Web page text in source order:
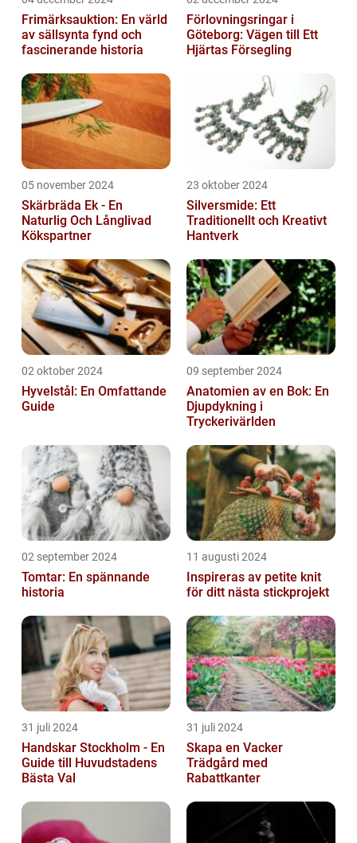
Frimärksauktion: En värld
av sällsynta fynd och
fascinerande historia
Förlovningsringar i
Göteborg: Vägen till Ett
Hjärtas Försegling
05 november 2024
Skärbräda Ek - En
Naturlig Och Långlivad
Kökspartner
23 oktober 2024
Silversmide: Ett
Traditionellt och Kreativt
Hantverk
02 oktober 2024
Hyvelstål: En Omfattande
Guide
09 september 2024
Anatomien av en Bok: En
Djupdykning i
Tryckerivärlden
02 september 2024
Tomtar: En spännande
historia
11 augusti 2024
Inspireras av petite knit
för ditt nästa stickprojekt
31 juli 2024
Handskar Stockholm - En
Guide till Huvudstadens
Bästa Val
31 juli 2024
Skapa en Vacker
Trädgård med
Rabattkanter